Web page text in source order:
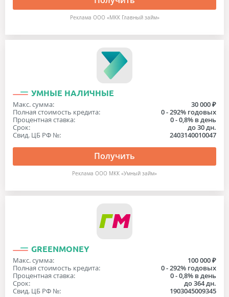
Реклама ООО «МКК Главный займ»
УМНЫЕ НАЛИЧНЫЕ
Макс. сумма:
30 000 ₽
Полная стоимость кредита:
0 - 292% годовых
Процентная ставка:
0 - 0,8% в день
Срок:
до 30 дн.
Свид. ЦБ РФ №:
2403140010047
Получить
Реклама ООО МКК «Умный займ»
GREENMONEY
Макс. сумма:
100 000 ₽
Полная стоимость кредита:
0 - 292% годовых
Процентная ставка:
0 - 0,8% в день
Срок:
до 364 дн.
Свид. ЦБ РФ №:
1903045009345